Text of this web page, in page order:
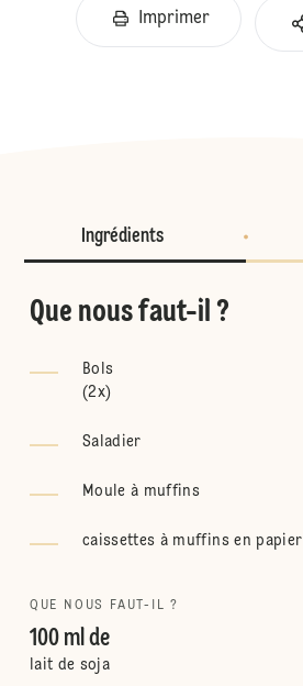
Imprimer
Ingrédients
Que nous faut-il ?
Bols
(2x)
Saladier
Moule à muffins
caissettes à muffins en papier
QUE NOUS FAUT-IL ?
100 ml de
lait de soja